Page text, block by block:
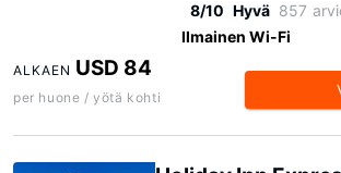
8/10 Hyvä 857
Ilmainen Wi-Fi
ALKAEN USD 84
per huone / yötä kohti